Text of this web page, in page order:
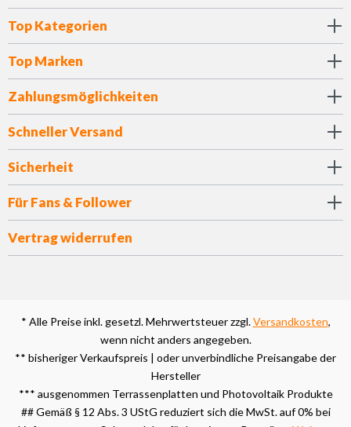
Top Kategorien
Top Marken
Zahlungsmöglichkeiten
Schneller Versand
Sicherheit
Für Fans & Follower
Vertrag widerrufen
* Alle Preise inkl. gesetzl. Mehrwertsteuer zzgl.Versandkosten,
wenn nicht anders angegeben.
** bisheriger Verkaufspreis | oder unverbindliche Preisangabe der
Hersteller
*** ausgenommen Terrassenplatten und Photovoltaik Produkte
## Gemäß § 12 Abs. 3 UStG reduziert sich die MwSt. auf 0% bei